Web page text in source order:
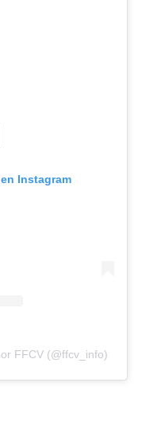
Instagram
FFCV (@ffcv_info)